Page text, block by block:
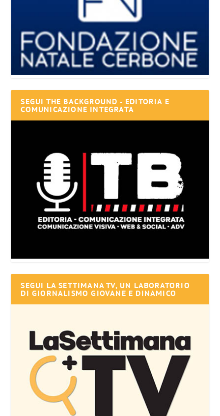
SEGUI THE BACKGROUND - EDITORIA E
COMUNICAZIONE INTEGRATA
SEGUI LA SETTIMANA TV, UN LABORATORIO
DI GIORNALISMO GIOVANE E DINAMICO